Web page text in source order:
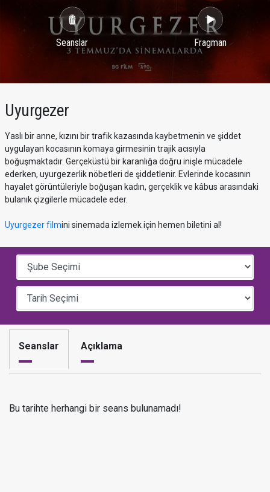
Seanslar Fragman
Uyurgezer
Yaslı bir anne, kızını bir trafik kazasında kaybetmenin ve şiddet
uygulayan kocasının komaya girmesinin trajik acısıyla
boğuşmaktadır. Gerçeküstü bir karanlığa doğru inişle mücadele
ederken, uyurgezerlik nöbetleri de şiddetlenir. Evlerinde kocasının
hayalet görüntüleriyle boğuşan kadın, gerçeklik ve kâbus arasındaki
bulanık çizgilerle mücadele eder.
Uyurgezer filmini sinemada izlemek için hemen biletini al!
Seanslar Açıklama
Bu tarihte herhangi bir seans bulunamadı!